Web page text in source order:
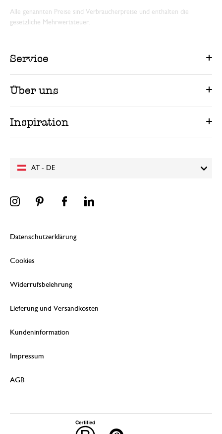
AT - DE
Alle genannten Preise sind Verbraucherpreise und enthalten die
gesetzliche Mehrwertsteuer.
Service
Über uns
Inspiration
Datenschutzerklärung
Cookies
Widerrufsbelehrung
Lieferung und Versandkosten
Kundeninformation
Impressum
AGB